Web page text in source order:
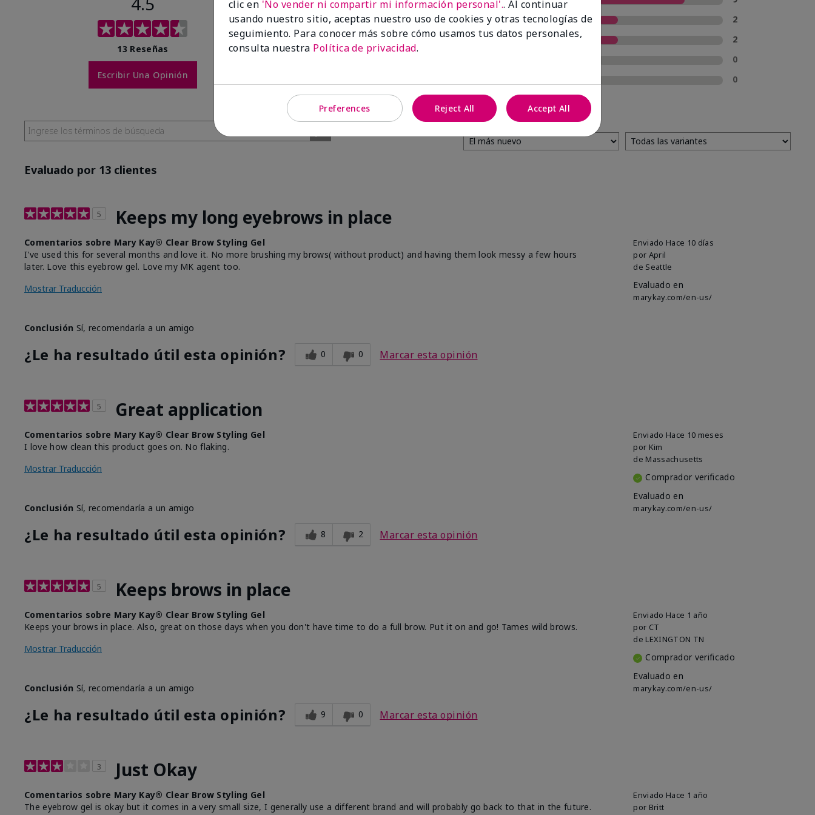
13 Reseñas
Escribir Una Opinión
85%
de los encuestados
recomendaría a un
4 estrellas
2
3 estrellas
2
0
0
Evaluado por 13 clientes
5 Keeps my long eyebrows in place
Enviado Hace 10 días
por April
de Seattle
Evaluado en
marykay.com/en-us/
Comentarios sobre Mary Kay® Clear Brow Styling Gel
I've used this for several months and love it. No more brushing my brows( without product) and having them look messy a few hours
later. Love this eyebrow gel. Love my MK agent too.
Mostrar Traducción
Conclusión Sí, recomendaría a un amigo
¿Le ha resultado útil esta opinión? 0 0 Marcar esta opinión
5 Great application
Enviado Hace 10 meses
por Kim
de Massachusetts
Comprador verificado
Evaluado en
marykay.com/en-us/
Comentarios sobre Mary Kay® Clear Brow Styling Gel
I love how clean this product goes on. No flaking.
Mostrar Traducción
Conclusión Sí, recomendaría a un amigo
¿Le ha resultado útil esta opinión? 8 2 Marcar esta opinión
5 Keeps brows in place
Enviado Hace 1 año
por CT
de LEXINGTON TN
Comprador verificado
Evaluado en
marykay.com/en-us/
Comentarios sobre Mary Kay® Clear Brow Styling Gel
Keeps your brows in place. Also, great on those days when you don't have time to do a full brow. Put it on and go! Tames wild brows.
Mostrar Traducción
Conclusión Sí, recomendaría a un amigo
¿Le ha resultado útil esta opinión? 9 0 Marcar esta opinión
3 Just Okay
Enviado Hace 1 año
por Britt
Comentarios sobre Mary Kay® Clear Brow Styling Gel
The eyebrow gel is okay but it comes in a very small size, I generally use a different brand and will probably go back to that in the future.
clic en 'No vender ni compartir mi información personal'.. Al continuar
usando nuestro sitio, aceptas nuestro uso de cookies y otras tecnologías de
seguimiento. Para conocer más sobre cómo usamos tus datos personales,
consulta nuestra Política de privacidad.
Preferences Reject All Accept All